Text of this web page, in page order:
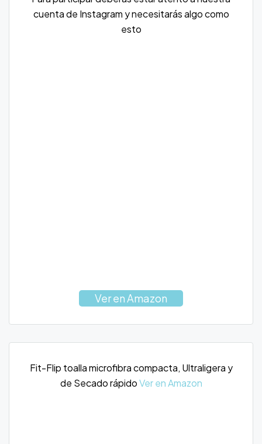
cuenta de Instagram y necesitarás algo como
esto
Ver en Amazon
Fit-Flip toalla microfibra compacta, Ultraligera y
de Secado rápidoVer en Amazon